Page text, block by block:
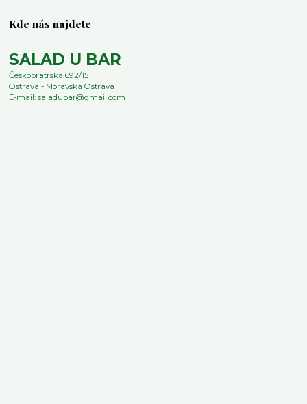
Kde nás najdete
SALAD U BAR
Českobratrská 692/15
Ostrava - Moravská Ostrava
E-mail:saladubar@gmail.com